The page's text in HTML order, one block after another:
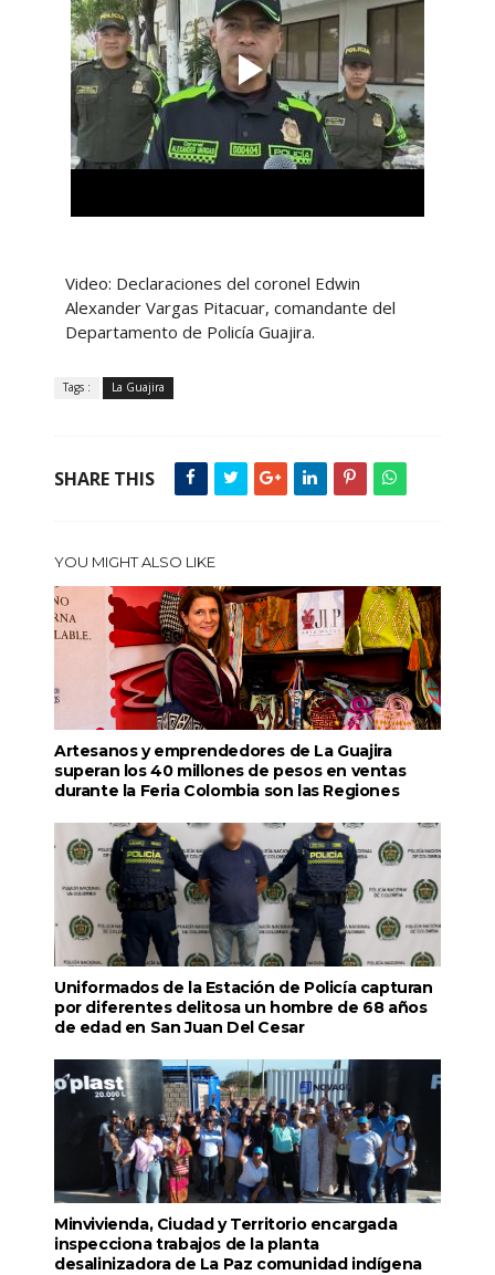
Video: Declaraciones del coronel Edwin
Alexander Vargas Pitacuar, comandante del
Departamento de Policía Guajira.
Tags : La Guajira
SHARE THIS
YOU MIGHT ALSO LIKE
Artesanos y emprendedores de La Guajira
superan los 40 millones de pesos en ventas
durante la Feria Colombia son las Regiones
Uniformados de la Estación de Policía capturan
por diferentes delitosa un hombre de 68 años
de edad en San Juan Del Cesar
Minvivienda, Ciudad y Territorio encargada
inspecciona trabajos de la planta
desalinizadora de La Paz comunidad indígena